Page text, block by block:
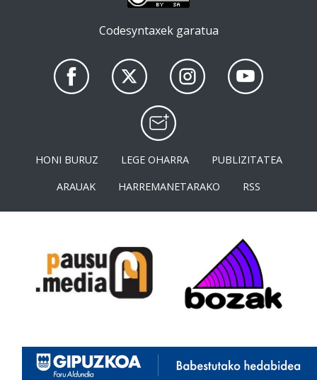
Codesyntaxek garatua
HONI BURUZ LEGE OHARRA
PUBLIZITATEA
ARAUAK
HARREMANETARAKO RSS